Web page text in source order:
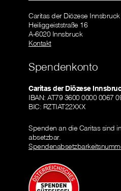
Caritas der Diözese Innsbruck
Heiliggeiststraße 16
A-6020 Innsbruck
Kontakt
Spendenkonto
Caritas der Diözese
IBAN: AT79 3600 0000 0067
BIC: RZTIAT22XXX
Spenden an die Caritas sind
absetzbar.